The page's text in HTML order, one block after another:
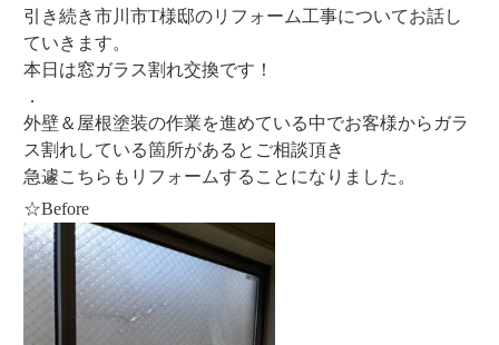
引き続き市川市T様邸のリフォーム工事についてお話し
ていきます。
本日は窓ガラス割れ交換です！
．
外壁＆屋根塗装の作業を進めている中でお客様からガラ
ス割れしている箇所があるとご相談頂き
急遽こちらもリフォームすることになりました。
☆Before